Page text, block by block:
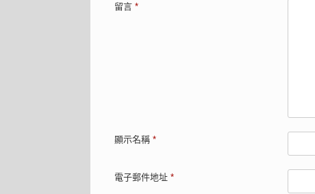
留言 *
顯示名稱 *
電子郵件地址 *